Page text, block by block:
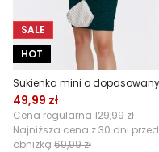
SALE
HOT
49,99 zł
Cena regularna 129,99 zł
Najniższa cena z 30 dni przed
obniżką 69,99 zł